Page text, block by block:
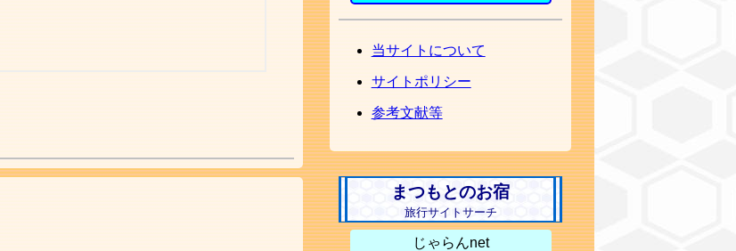
当サイトについて
サイトポリシー
参考文献等
まつもとのお宿
旅行サイトサーチ
じゃらんnet